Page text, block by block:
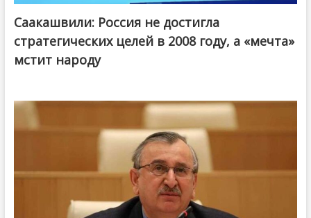
Саакашвили: Россия не достигла
стратегических целей в 2008 году, а «мечта»
мстит народу